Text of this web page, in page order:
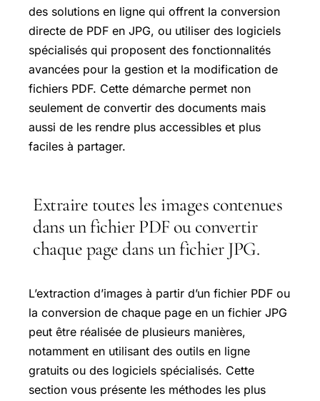
des solutions en ligne qui offrent la conversion
directe de PDF en JPG, ou utiliser des logiciels
spécialisés qui proposent des fonctionnalités
avancées pour la gestion et la modification de
fichiers PDF. Cette démarche permet non
seulement de convertir des documents mais
aussi de les rendre plus accessibles et plus
faciles à partager.
Extraire toutes les images contenues
dans un fichier PDF ou convertir
chaque page dans un fichier JPG.
L’extraction d’images à partir d’un fichier PDF ou
la conversion de chaque page en un fichier JPG
peut être réalisée de plusieurs manières,
notamment en utilisant des outils en ligne
gratuits ou des logiciels spécialisés. Cette
section vous présente les méthodes les plus